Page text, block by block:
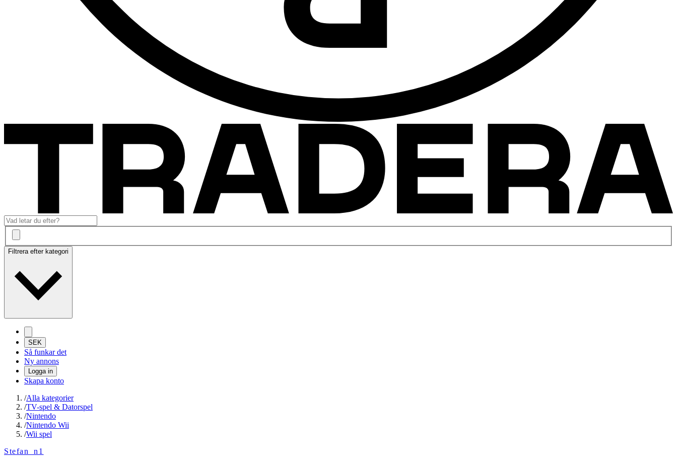
Filtrera efter kategori
SEK
Så funkar det
Ny annons
Logga in
Skapa konto
/Alla kategorier
/TV-spel & Datorspel
/Nintendo
/Nintendo Wii
/Wii spel
Stefan_n1